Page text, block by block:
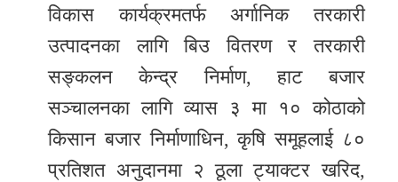
विकास कार्यक्रमतर्फ अर्गानिक तरकारी
उत्पादनका लागि बिउ वितरण र तरकारी
सङ्कलन केन्द्र निर्माण, हाट बजार
सञ्चालनका लागि व्यास ३ मा १० कोठाको
किसान बजार निर्माणाधिन, कृषि समूहलाई ८०
प्रतिशत अनुदानमा २ ठूला ट्याक्टर खरिद,